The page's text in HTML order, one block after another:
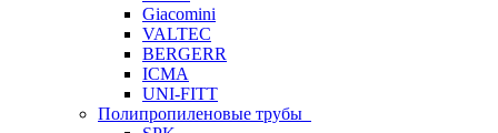
Giacomini
VALTEC
BERGERR
ICMA
UNI-FITT
Полипропиленовые трубы